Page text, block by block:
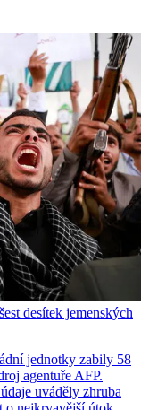
desítek jemenských
jednotky zabily 58
agentuře AFP.
uváděly zhruba